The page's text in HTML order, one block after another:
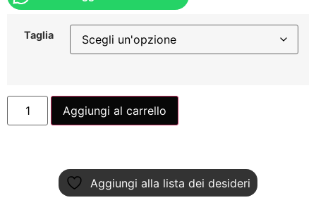
Taglia
Aggiungi al carrello
Aggiungi alla lista dei desideri